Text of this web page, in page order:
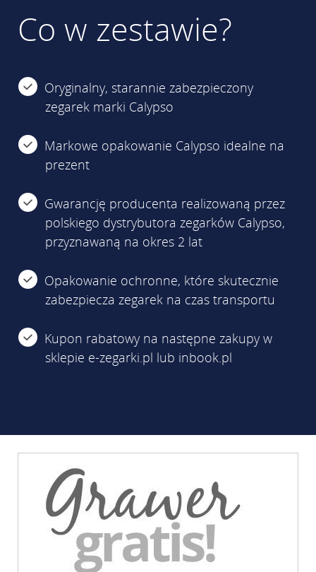
Co w zestawie?
Oryginalny, starannie zabezpieczony
zegarek marki Calypso
Markowe opakowanie Calypso idealne na
prezent
Gwarancję producenta realizowaną przez
polskiego dystrybutora zegarków Calypso,
przyznawaną na okres 2 lat
Opakowanie ochronne, które skutecznie
zabezpiecza zegarek na czas transportu
Kupon rabatowy na następne zakupy w
sklepie e-zegarki.pl lub inbook.pl